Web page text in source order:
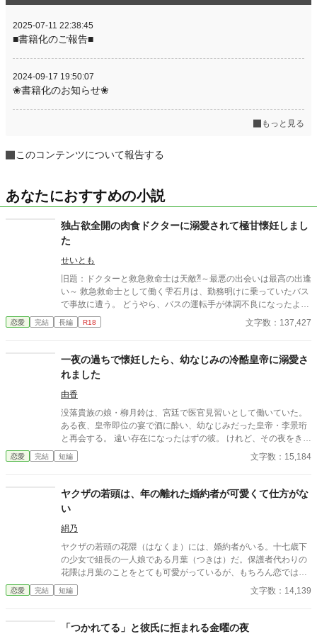
2025-07-11 22:38:45
■書籍化のご報告■
2024-09-17 19:50:07
❀書籍化のお知らせ❀
もっと見る
このコンテンツについて報告する
あなたにおすすめの小説
独占欲全開の肉食ドクターに溺愛されて極甘懐妊しまし
た
せいとも
旧題：ドクターと救急救命士は天敵⁈～最悪の出会いは最高の出逢
い～ 救急救命士として働く雫石月は、勤務明けに乗っていたバス
で事故に遭う。 どうやら、バスの運転手が体調不良になったよう
だ。 乗客にAEDを探してきてもらうように頼み、救助活動をして
いるとボサボサ頭のマスク姿の男がAEDを持ってバスに乗り込ん
とを『チビ団子』と呼んだのだ。 医療従事者と思われるボサボサ
マスク男は運転手の処置をして、月が文句を言う間もなく、救急
車に同乗して去ってしまった。 最悪の出会いをし、二度と会いた
くない相手の正体は⁇ 作品はフィクションです。 本来の仕事内容
とは異なる描写があると思います。
恋愛 完結 長編 R18 文字数：137,427
一夜の過ちで懐妊したら、幼なじみの冷酷皇帝に溺愛さ
れました
由香
没落貴族の娘・柳月鈴は、宮廷で医官見習いとして働いていた。
ある夜、皇帝即位の宴で酒に酔い、幼なじみだった皇帝・李景珩
と再会する。 遠い存在になったはずの彼。 けれど、その夜をきっ
かけに月鈴の運命は大きく動き出す。 冷酷と恐れられる皇帝が、
なぜか彼女だけには甘すぎて――。
恋愛 完結 短編 文字数：15,184
ヤクザの若頭は、年の離れた婚約者が可愛くて仕方がな
い
絹乃
ヤクザの若頭の花隈（はなくま）には、婚約者がいる。十七歳下
の少女で組長の一人娘である月葉（つきは）だ。保護者代わりの
花隈は月葉のことをとても可愛がっているが、もちろん恋ではな
い。強面ヤクザと年の離れたお嬢さまの、恋に発展する前の、も
どかしくドキドキするお話。
恋愛 完結 短編 文字数：14,139
「つかれてる」と彼氏に拒まれる金曜の夜